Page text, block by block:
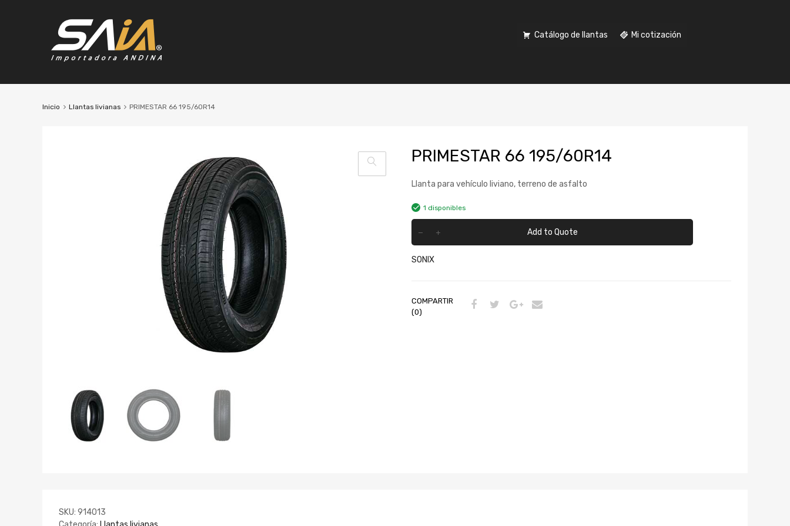
Mi cotización
Catálogo de llantas
Inicio Llantas livianas PRIMESTAR 66 195/60R14
PRIMESTAR 66 195/60R14
Llanta para vehículo liviano, terreno de asfalto
1 disponibles
Add to Quote
SONIX
COMPARTIR
(0)
SKU: 914013